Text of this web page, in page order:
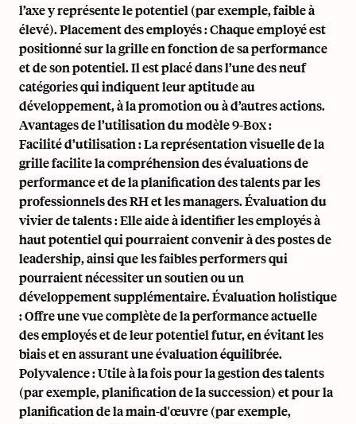
l’axe y représente le potentiel (par exemple, faible à
élevé). Placement des employés : Chaque employé est
positionné sur la grille en fonction de sa performance
et de son potentiel. Il est placé dans l’une des neuf
catégories qui indiquent leur aptitude au
développement, à la promotion ou à d’autres actions.
Avantages de l’utilisation du modèle 9-Box :
Facilité d’utilisation : La représentation visuelle de la
grille facilite la compréhension des évaluations de
performance et de la planification des talents par les
professionnels des RH et les managers. Évaluation du
vivier de talents : Elle aide à identifier les employés à
haut potentiel qui pourraient convenir à des postes de
leadership, ainsi que les faibles performers qui
pourraient nécessiter un soutien ou un
développement supplémentaire. Évaluation holistique
: Offre une vue complète de la performance actuelle
des employés et de leur potentiel futur, en évitant les
biais et en assurant une évaluation équilibrée.
Polyvalence : Utile à la fois pour la gestion des talents
(par exemple, planification de la succession) et pour la
planification de la main-d'œuvre (par exemple,